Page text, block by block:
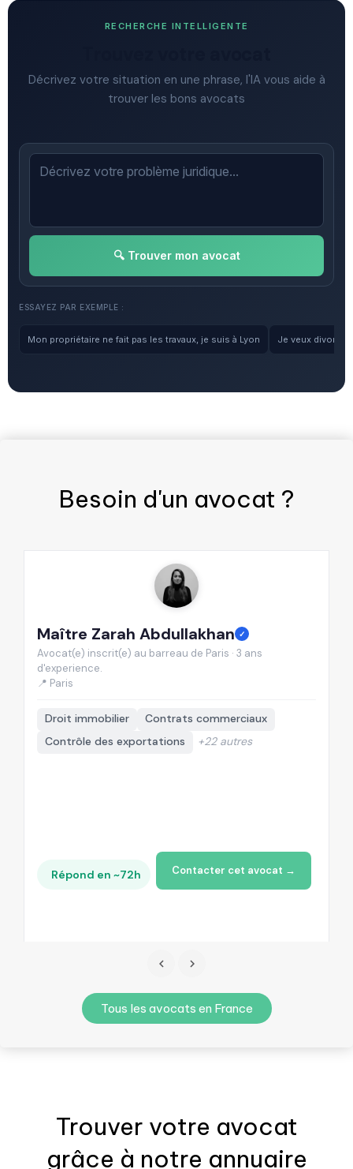
RECHERCHE INTELLIGENTE
Décrivez votre situation en une phrase, l'IA vous aide à
trouver les bons avocats
🔍 Trouver mon avocat
ESSAYEZ PAR EXEMPLE :
Mon propriétaire ne fait pas les travaux, je suis à Lyon Je veux
Besoin d'un avocat ?
Maître Zarah Abdullakhan ✓
Avocat(e) inscrit(e) au barreau de Paris · 3 ans
d'experience.
📍 Paris
Droit immobilier
Contrats commerciaux
Contrôle des exportations
+22 autres
Répond en ~72h Contacter cet avocat →
Tous les avocats en France
Trouver votre avocat
grâce à notre annuaire